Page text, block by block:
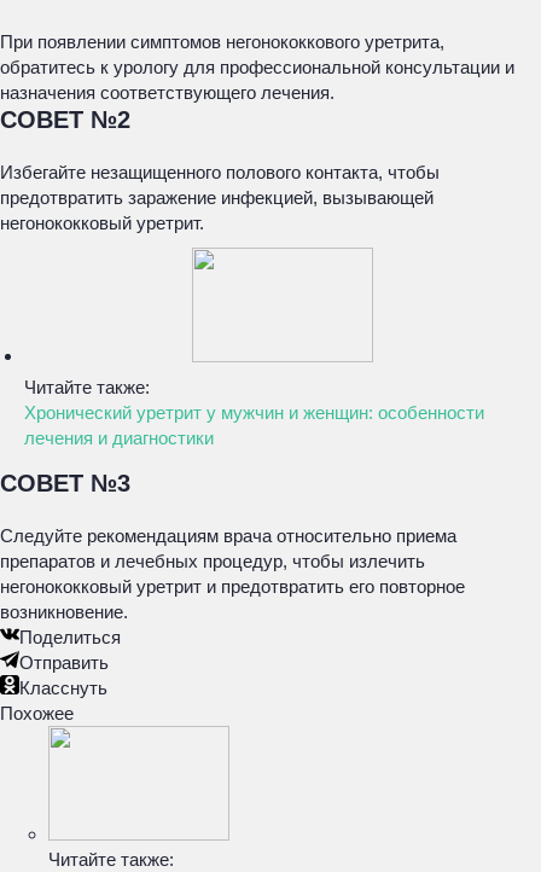
При появлении симптомов негонококкового уретрита,
обратитесь к урологу для профессиональной консультации и
назначения соответствующего лечения.
СОВЕТ №2
Избегайте незащищенного полового контакта, чтобы
предотвратить заражение инфекцией, вызывающей
негонококковый уретрит.
Читайте также:
Хронический уретрит у мужчин и женщин: особенности
лечения и диагностики
СОВЕТ №3
Следуйте рекомендациям врача относительно приема
препаратов и лечебных процедур, чтобы излечить
негонококковый уретрит и предотвратить его повторное
возникновение.
Поделиться
Отправить
Класснуть
Похожее
Читайте также: